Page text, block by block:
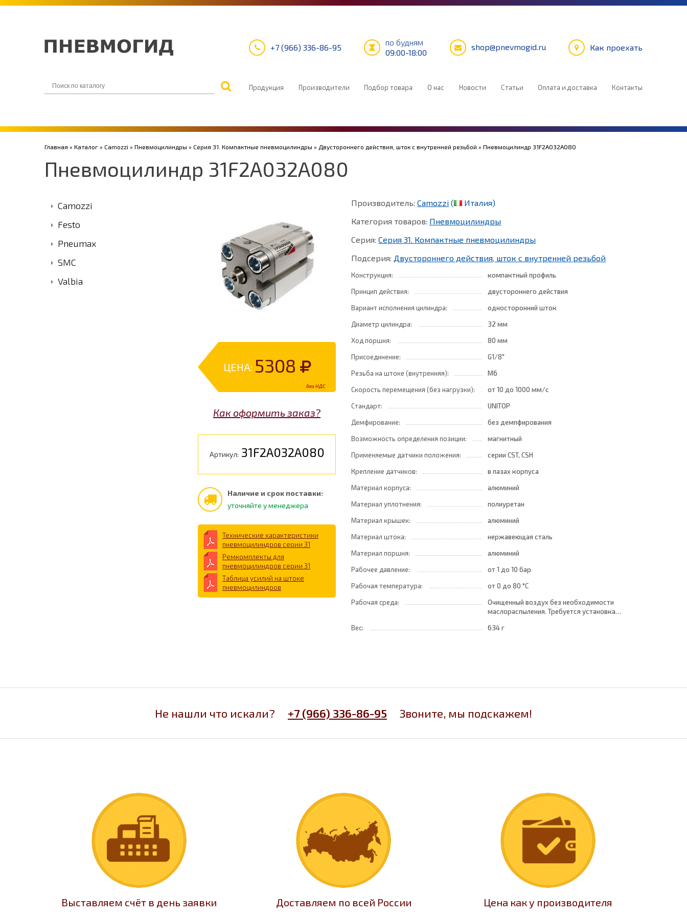
+7 (966) 336-86-95
по будням
09:00-18:00
shop@pnevmogid.ru Как проехать
Продукция Производители Подбор товара О нас Новости Статьи Оплата и доставка Контакты
Главная » Каталог » Camozzi » Пневмоцилиндры » Серия 31. Компактные пневмоцилиндры » Двустороннего действия, шток с внутренней резьбой » Пневмоцилиндр 31F2A032A080
Пневмоцилиндр 31F2A032A080
Camozzi
Festo
Pneumax
SMC
Valbia
ЦЕНА: 5308
без НДС
Как оформить заказ?
Артикул: 31F2A032A080
Наличие и срок поставки:
уточняйте у менеджера
Технические характеристики
пневмоцилиндров серии 31
Ремкомплекты для
пневмоцилиндров серии 31
Таблица усилий на штоке
пневмоцилиндров
Производитель: Camozzi (
Италия)
Категория товаров: Пневмоцилиндры
Серия: Серия 31. Компактные пневмоцилиндры
Подсерия: Двустороннего действия, шток с внутренней резьбой
Конструкция:
компактный профиль
Принцип действия:
двустороннего действия
Вариант исполнения цилиндра:
односторонний шток
Диаметр цилиндра:
32 мм
Ход поршня:
80 мм
Присоединение:
G1/8"
Резьба на штоке (внутренняя):
M6
Скорость перемещения (без нагрузки):
от 10 до 1000 мм/с
Стандарт:
UNITOP
Демфирование:
без демпфирования
Возможность определения позиции:
магнитный
Применяемые датчики положения:
серии CST, CSH
Крепление датчиков:
в пазах корпуса
Материал корпуса:
алюминий
Материал уплотнения:
полиуретан
Материал крышек:
алюминий
Материал штока:
нержавеющая сталь
Материал поршня:
алюминий
Рабочее давление:
от 1 до 10 бар
Рабочая температура:
от 0 до 80 °C
Рабочая среда:
Очищенный воздух без необходимости
маслораспыления. Требуется установка
обеспечивающего класс очистки воздуха по
Вес: 634 г
Не нашли что искали? +7 (966) 336-86-95 Звоните, мы подскажем!
Выставляем счёт в день заявки Доставляем по всей России Цена как у производителя